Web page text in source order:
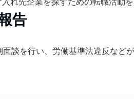
れ先企業を探すための転職活動を
告
談を行い、労働基準法違反など